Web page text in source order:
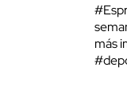
más